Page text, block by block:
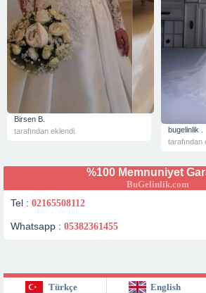
Birsen B.
tarafından eklendi.
bugelinlik .
tarafından
%100 Memnuniyet
BuGelinlik.com
Tel : 02165508112
Whatsapp : 05382361455
Türkçe English